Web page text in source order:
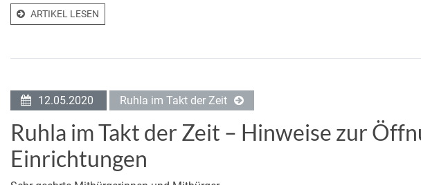
ARTIKEL LESEN
12.05.2020 Ruhla im Takt der Zeit
Ruhla im Takt der Zeit – Hinweise zur
Einrichtungen